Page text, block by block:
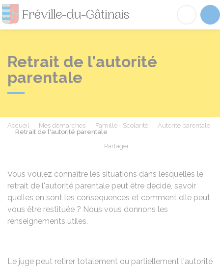
Fréville-du-
Retrait de l'autorité
parentale
Accueil Mes démarches Famille - Scolarité
Autorité parentale
Retrait de l'autorité parentale
Partager
Vous voulez connaître les situations dans lesquelles le
retrait de l'autorité parentale peut être décidé, savoir
quelles en sont les conséquences et comment elle peut
vous être restituée ? Nous vous donnons les
renseignements utiles.
Le juge peut retirer totalement ou partiellement l'autorité